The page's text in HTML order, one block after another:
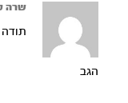
שרה
תודה
הגב